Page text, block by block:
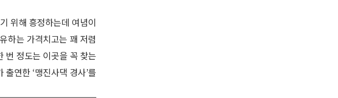
위해 흥정하는데 여념이
하는 가격치고는 꽤 저렴
번 정도는 이곳을 꼭 찾는
연한 ‘맹진사댁 경사’를